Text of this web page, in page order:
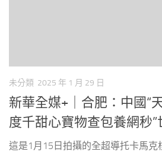
未分類 2025 年 1 月 29 日
新華全媒+｜合肥：中國“
度千甜心寶物查包養網秒
這是1月15日拍攝的全超導托卡馬克